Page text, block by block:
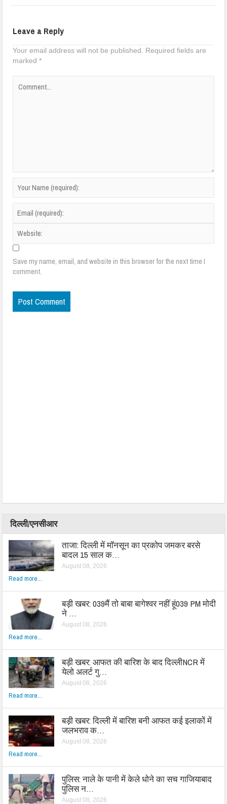
Leave a Reply
Your email address will not be published.
Required fields are
marked*
Save my name, email, and website in this browser for the next time I
comment.
दिल्ली/एनसीआर
ताजा: दिल्ली में मॉनसून का प्रकोप जमकर बरसे
बादल 15 साल क…
August 08, 2026
Read more...
बड़ी खबर: 039मैं तो बाबा बागेश्वर नहीं हूं039 PM मोदी
ने …
August 08, 2026
Read more...
बड़ी खबर: आफत की बारिश के बाद दिल्लीNCR में
येलो अलर्ट गु…
August 08, 2026
Read more...
बड़ी खबर: दिल्ली में बारिश बनी आफत कई इलाकों में
जलभराव क…
August 08, 2026
Read more...
पुलिस: नाले के पानी में केले धोने का सच गाजियाबाद
पुलिस न…
August 08, 2026